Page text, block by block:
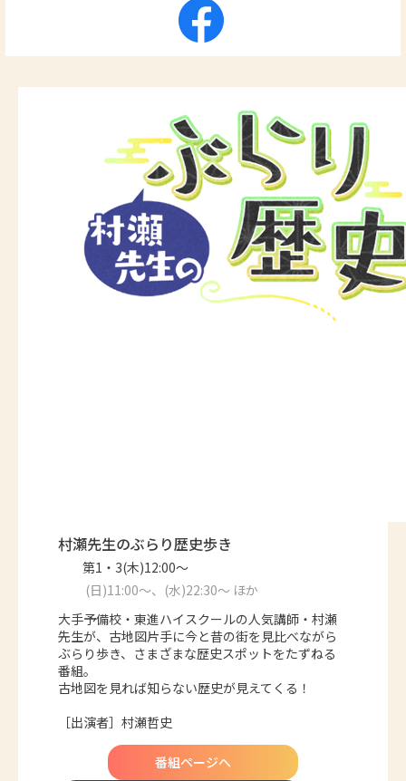
村瀬先生のぶらり歴史歩き
第1・3(木)12:00～
(日)11:00～、(水)22:30～ ほか
大手予備校・東進ハイスクールの人気講師・村瀬
先生が、古地図片手に今と昔の街を見比べながら
ぶらり歩き、さまざまな歴史スポットをたずねる
番組。
古地図を見れば知らない歴史が見えてくる！
［出演者］村瀬哲史
番組ページへ